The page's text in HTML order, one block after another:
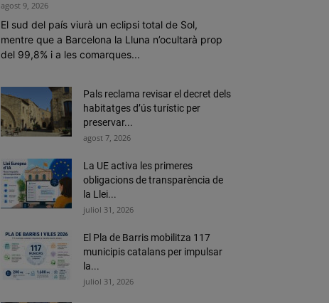
agost 9, 2026
El sud del país viurà un eclipsi total de Sol,
mentre que a Barcelona la Lluna n’ocultarà prop
del 99,8% i a les comarques...
Pals reclama revisar el decret dels
habitatges d’ús turístic per
preservar...
agost 7, 2026
La UE activa les primeres
obligacions de transparència de
la Llei...
juliol 31, 2026
El Pla de Barris mobilitza 117
municipis catalans per impulsar
la...
juliol 31, 2026